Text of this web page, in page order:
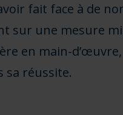
fait face à de
sur une mesure
en main-
sa réussite.